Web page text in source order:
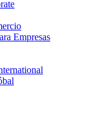
Empresas